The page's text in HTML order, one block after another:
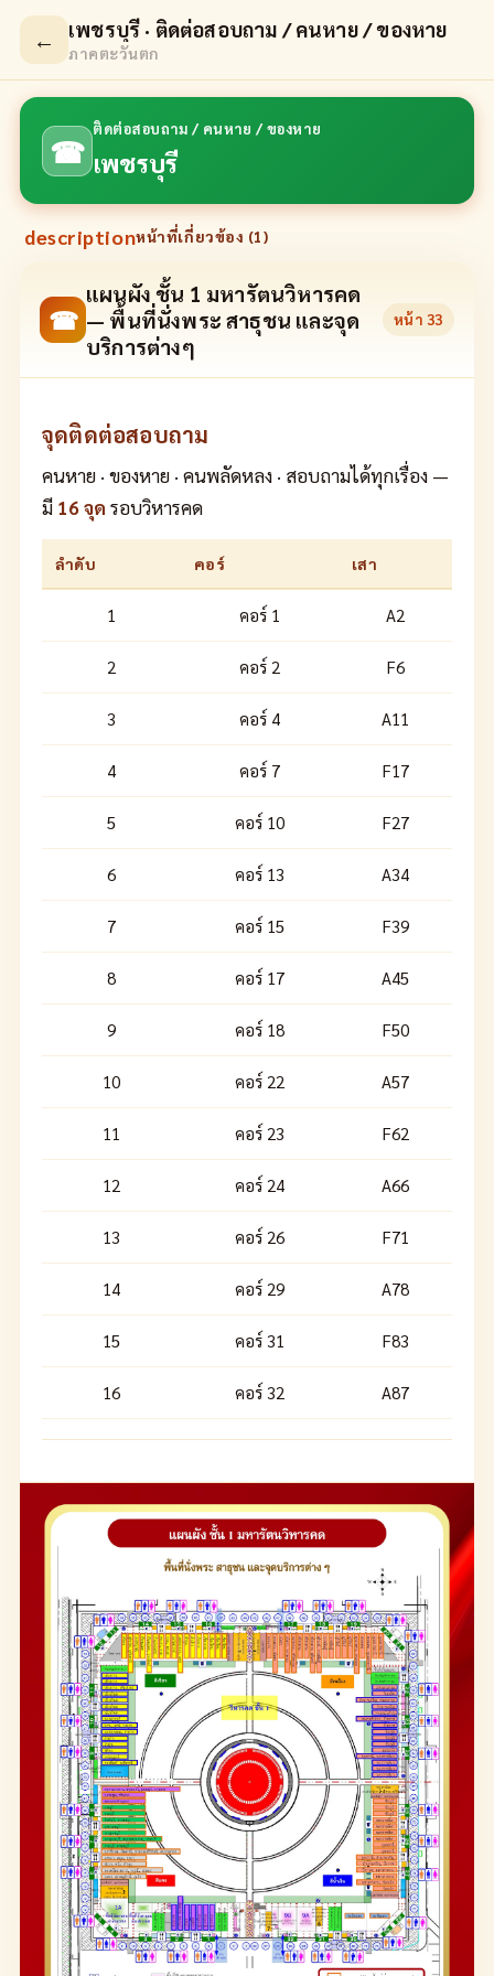
← เพชรบุรี · ติดต่อสอบถาม / คนหาย / ของหาย
ภาคตะวันตก
☎
ติดต่อสอบถาม / คนหาย / ของหาย
เพชรบุรี
descriptionหน้าที่เกี่ยวข้อง (1)
☎
แผนผัง ชั้น 1 มหารัตนวิหารคด
— พื้นที่นั่งพระ สาธุชน และจุด
บริการต่างๆ
หน้า 33
จุดติดต่อสอบถาม
คนหาย · ของหาย · คนพลัดหลง · สอบถามได้ทุกเรื่อง —
มี 16 จุด รอบวิหารคด
ลำดับ คอร์ เสา
1 คอร์ 1 A2
2 คอร์ 2 F6
3 คอร์ 4 A11
4 คอร์ 7 F17
5 คอร์ 10 F27
6 คอร์ 13 A34
7 คอร์ 15 F39
8 คอร์ 17 A45
9 คอร์ 18 F50
10 คอร์ 22 A57
11 คอร์ 23 F62
12 คอร์ 24 A66
13 คอร์ 26 F71
14 คอร์ 29 A78
15 คอร์ 31 F83
16 คอร์ 32 A87